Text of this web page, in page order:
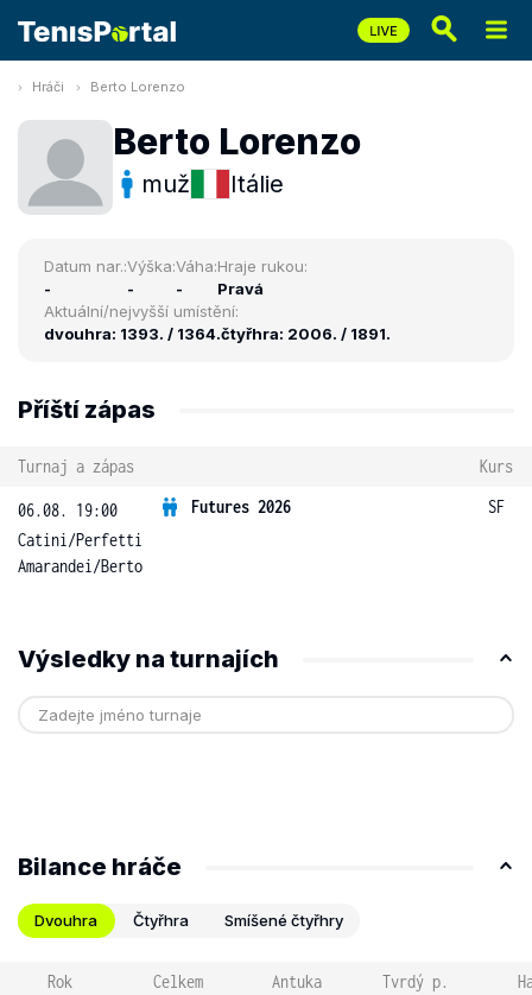
Hráči Berto Lorenzo
Berto Lorenzo
muž Itálie
Datum nar.:
-
Výška:
-
Váha:
-
Hraje rukou:
Pravá
Aktuální/nejvyšší umístění:
dvouhra: 1393. / 1364.čtyřhra: 2006. / 1891.
Příští zápas
Turnaj a zápas Kurs
06.08. 19:00 Futures 2026
SF
Catini/Perfetti
Amarandei/Berto
Výsledky na turnajích
Bilance hráče
Dvouhra Čtyřhra Smíšené čtyřhry
Rok Celkem Antuka Tvrdý p.